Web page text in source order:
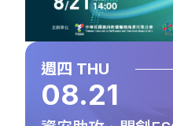
週四 THU
08.21